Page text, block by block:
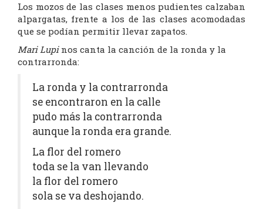
Los mozos de las clases menos pudientes calzaban
alpargatas, frente a los de las clases acomodadas
que se podían permitir llevar zapatos.
Mari Lupinos canta la canción de la ronda y la
contrarronda:
La ronda y la contrarronda
se encontraron en la calle
pudo más la contrarronda
aunque la ronda era grande.
La flor del romero
toda se la van llevando
la flor del romero
sola se va deshojando.